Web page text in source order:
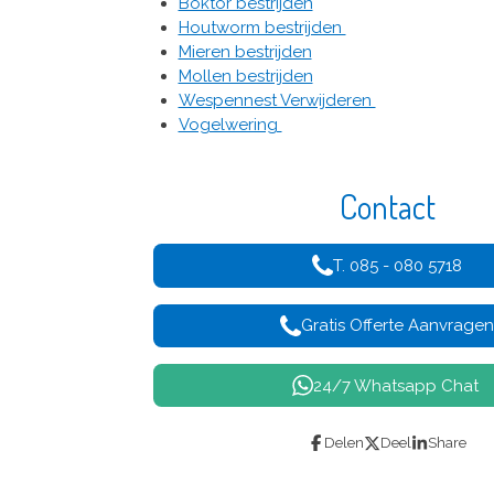
Houtworm bestrijden
Mieren bestrijden
Mollen bestrijden
Wespennest Verwijderen
Vogelwering
Contact
T. 085 - 080 5718
Gratis Offerte Aanvragen
24/7 Whatsapp Chat
Delen Deel Share